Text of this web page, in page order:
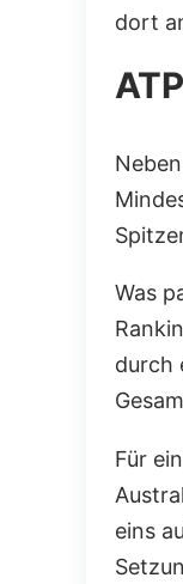
dort
Was
durch
Für
eins